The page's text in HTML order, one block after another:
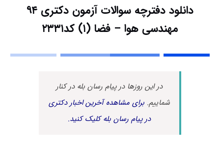
دانلود دفترچه سوالات آزمون دکتری ۹۴
مهندسی هوا – فضا (۱) کد۲۳۳۱
در این روزها در پیام رسان بله در کنار
شماییم.برای مشاهده آخرین اخبار دکتری
در پیام رسان بله کلیک کنید.